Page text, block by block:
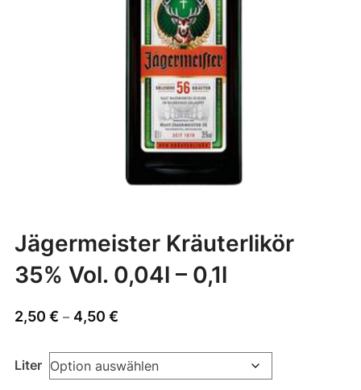
Jägermeister Kräuterlikör
35% Vol. 0,04l – 0,1l
2,50 € – 4,50 €Preisspanne:
bis
4,50 €
Liter